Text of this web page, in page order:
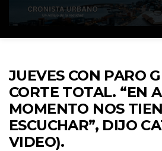
JUEVES CON PARO
CORTE TOTAL. “EN
MOMENTO NOS
ESCUCHAR”, DIJO
VIDEO).